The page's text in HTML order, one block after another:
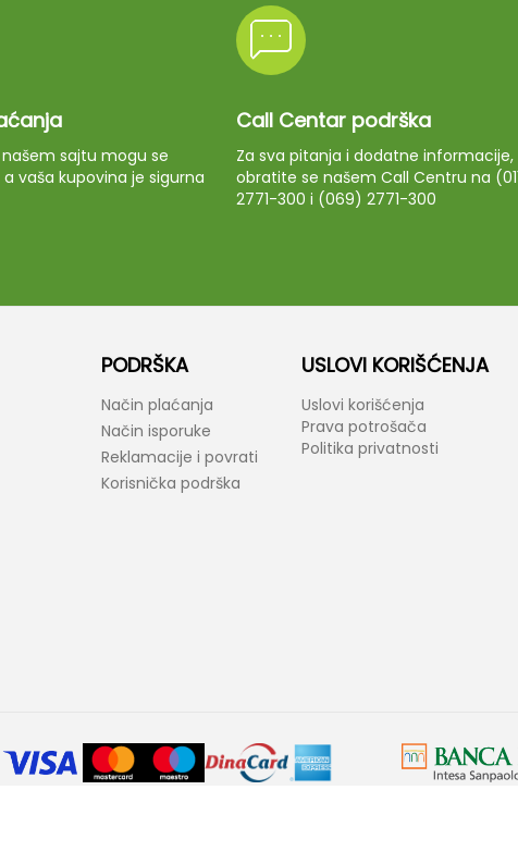
sajtu mogu se
vaša kupovina je sigurna
Call Centar podrška
Za sva pitanja i dodatne informacije,
obratite se našem Call Centru na
2771-300 i (069) 2771-300
PODRŠKA
Način plaćanja
Način isporuke
Reklamacije i povrati
Korisnička podrška
USLOVI KORIŠĆENJA
Uslovi korišćenja
Prava potrošača
Politika privatnosti